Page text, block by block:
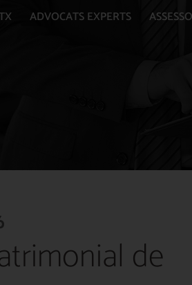
ADVOCATS EXPERTS
de